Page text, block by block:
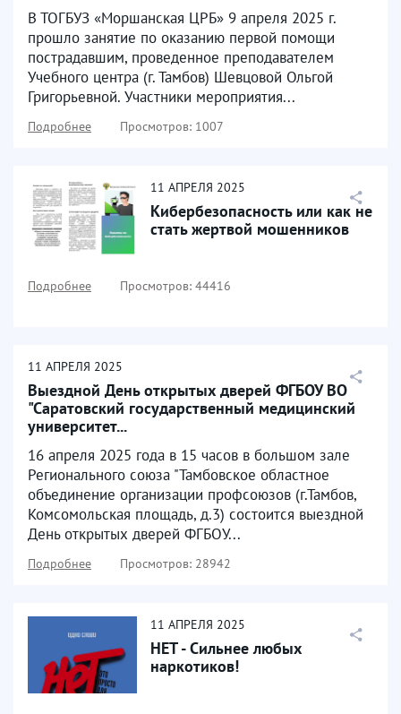
В ТОГБУЗ «Моршанская ЦРБ» 9 апреля 2025 г.
прошло занятие по оказанию первой помощи
пострадавшим, проведенное преподавателем
Учебного центра (г. Тамбов) Шевцовой Ольгой
Григорьевной. Участники мероприятия...
Подробнее Просмотров: 1007
11 АПРЕЛЯ 2025
Кибербезопасность или как не
стать жертвой мошенников
Подробнее Просмотров: 44416
11 АПРЕЛЯ 2025
Выездной День открытых дверей ФГБОУ ВО
"Саратовский государственный медицинский
университет...
16 апреля 2025 года в 15 часов в большом зале
Регионального союза "Тамбовское областное
объединение организации профсоюзов (г.Тамбов,
Комсомольская площадь, д.3) состоится выездной
День открытых дверей ФГБОУ...
Подробнее Просмотров: 28942
11 АПРЕЛЯ 2025
НЕТ - Сильнее любых
наркотиков!